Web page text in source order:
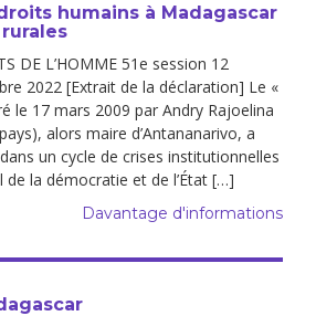
humains à Madagascar
DE L’HOMME 51e session 12
2022 [Extrait de la déclaration] Le «
le 17 mars 2009 par Andry Rajoelina
alors maire d’Antananarivo, a
un cycle de crises institutionnelles
de la démocratie et de l’État […]
Davantage d'informations